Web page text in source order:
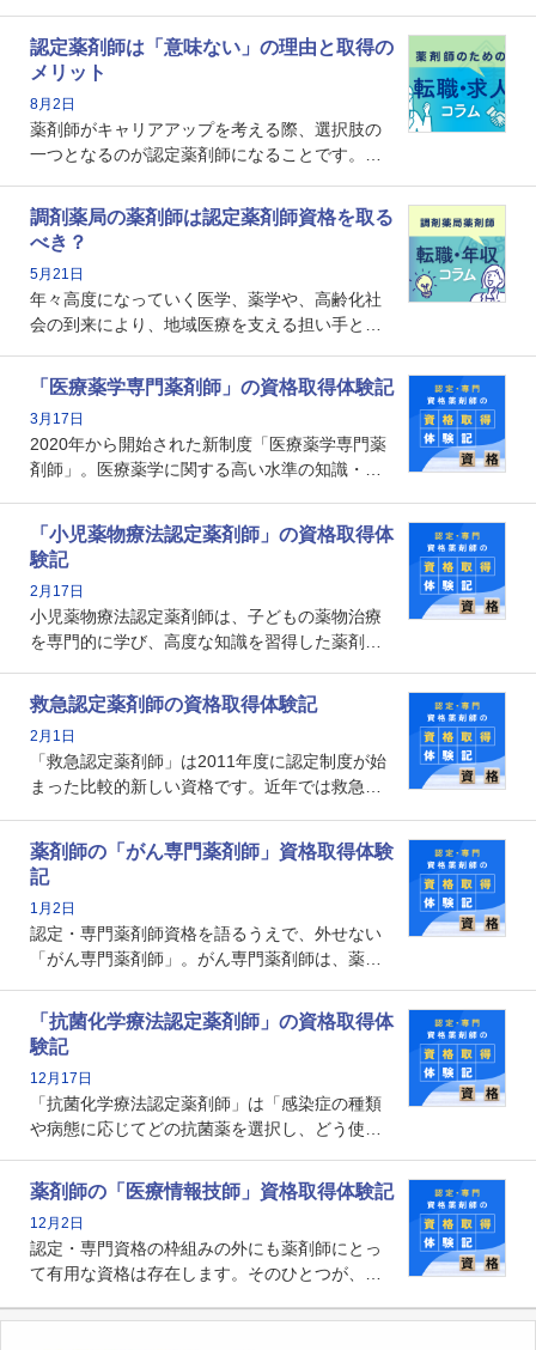
認定薬剤師は「意味ない」の理由と取得の
メリット
8月2日
薬剤師がキャリアアップを考える際、選択肢の
一つとなるのが認定薬剤師になることです。し
という声を聞いたことがあるかもしれません。
本記事では、認定薬剤師が「意味ない」といわ
れる理由や、取得するメリット、年収・キャリ
アへの影響を解説します。
調剤薬局の薬剤師は認定薬剤師資格を取る
べき？
5月21日
年々高度になっていく医学、薬学や、高齢化社
会の到来により、地域医療を支える担い手とし
で、重要度が増しているのが認定薬剤師という
資格です。認定薬剤師とはいったいどんな資格
なのでしょうか。それを取得するとどのような
メリットがあるのでしょうか。
「医療薬学専門薬剤師」の資格取得体験記
3月17日
2020年から開始された新制度「医療薬学専門薬
剤師」。医療薬学に関する高い水準の知識・技
となります。取得要件は多岐に渡り、審査も複
数回ありますが、患者さんに対して一定の能力
の証明になる資格と言えます。
「小児薬物療法認定薬剤師」の資格取得体
験記
2月17日
小児薬物療法認定薬剤師は、子どもの薬物治療
を専門的に学び、高度な知識を習得した薬剤師
や、特有の疾患、心理状況を理解し、専門性を
深めることで、子どもとその保護者に寄り添え
る存在です。今回はそんな小児薬物療法認定薬
剤師の取得体験記をご紹介します。
救急認定薬剤師の資格取得体験記
2月1日
「救急認定薬剤師」は2011年度に認定制度が始
まった比較的新しい資格です。近年では救急病
増えているのではないでしょうか。今回はそん
な救急認定薬剤師の取得体験記をご紹介しま
す。
薬剤師の「がん専門薬剤師」資格取得体験
記
1月2日
認定・専門薬剤師資格を語るうえで、外せない
「がん専門薬剤師」。がん専門薬剤師は、薬剤
関する資格として、2009年に発足しました。薬
剤師の専門性を活かして高度化するがん医療に
貢献する姿は、今も病院薬剤師にとって一目置
かれる存在です。
「抗菌化学療法認定薬剤師」の資格取得体
験記
12月17日
「抗菌化学療法認定薬剤師」は「感染症の種類
や病態に応じてどの抗菌薬を選択し、どう使っ
る薬剤師です。現在、感染防止対策加算の施設
基準に専任の薬剤師配置が挙げられており、今
後は感染症領域で薬剤師に、より多くの役割が
求められる可能性もあります。
薬剤師の「医療情報技師」資格取得体験記
12月2日
認定・専門資格の枠組みの外にも薬剤師にとっ
て有用な資格は存在します。そのひとつが、
査データ、投薬歴など非常に多岐にわたる医療